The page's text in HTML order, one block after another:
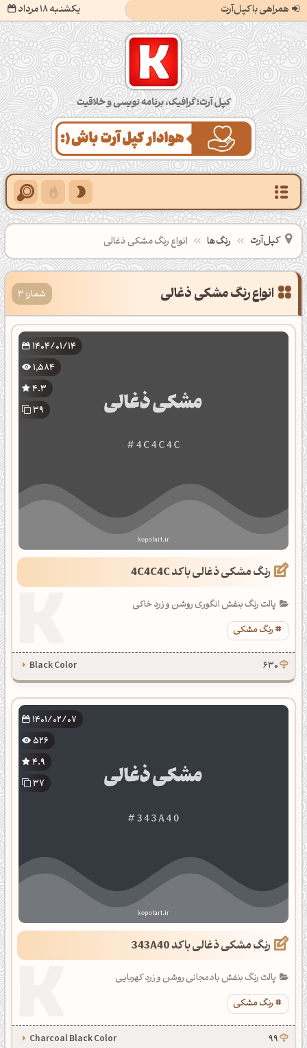
همراهی با کپل‌آرت یکشنبه 18 مرداد
کپل‌آرت؛ گرافیک، برنامه‌نویسی و خلاقیت
کپل‌آرت رنگ‌ها انواع رنگ مشکی ذغالی
شمار: 3
1404/01/14
1,584
4.3
39
رنگ مشکی ذغالی با کد 4C4C4C
پالت رنگ بنفش انگوری روشن و زرد خاکی
رنگ مشکی
630
Black Color
1401/02/07
526
4.9
37
رنگ مشکی ذغالی با کد 343A40
پالت رنگ بنفش بادمجانی روشن و زرد کهربایی
رنگ مشکی
99
Charcoal Black Color